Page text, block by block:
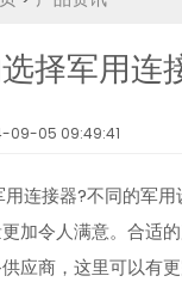
择军用连
09-05 09:49:41
连接器?不同的军
加令人满意。合适
应商，这里可以有